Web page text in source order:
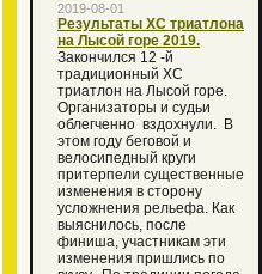
2019-08-01
Результаты ХС триатлона
на Лысой горе 2019.
Закончился 12 -й
традиционный XC
триатлон на Лысой горе.
Организаторы и судьи
облегченно вздохнули. В
этом году беговой и
велосипедный круги
притерпели существенные
изменения в сторону
усложнения рельефа. Как
выяснилось, после
финиша, участникам эти
изменения пришлись по